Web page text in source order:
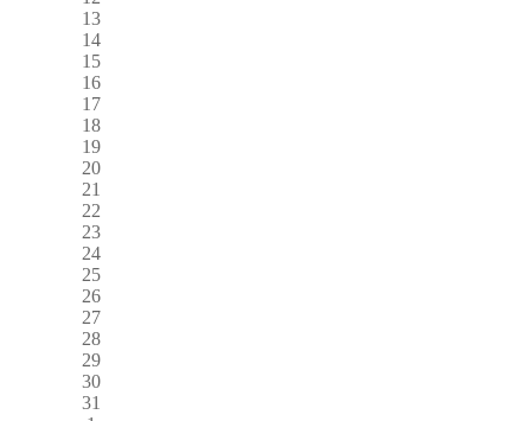
13
14
15
16
17
18
19
20
21
22
23
24
25
26
27
28
29
30
31